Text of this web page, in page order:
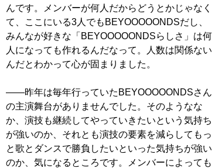
んです。メンバーが何人だからどうとかじゃなく
て、ここにいる3人でもBEYOOOOONDSだし、
みんなが好きな「BEYOOOOONDSらしさ」は何
人になっても作れるんだなって。人数は関係ない
んだとわかって心が固まりました。
——昨年は毎年行っていたBEYOOOOONDSさん
の主演舞台がありませんでした。そのようなな
か、演技も継続してやっていきたいという気持ち
が強いのか、それとも演技の要素を減らしてもっ
と歌とダンスで勝負したいといった気持ちが強い
のか、気になるところです。メンバーによっても